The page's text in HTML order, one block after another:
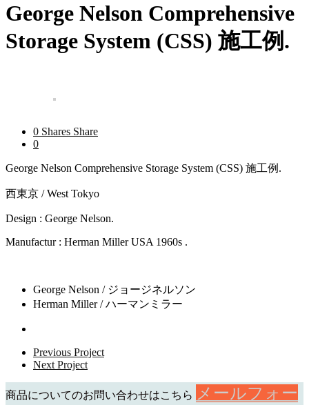
George Nelson Comprehensive
Storage System (CSS) 施工例.
0 Shares Share
0
George Nelson Comprehensive Storage System (CSS) 施工例.
西東京 / West Tokyo
Design : George Nelson.
Manufactur : Herman Miller USA 1960s .
George Nelson / ジョージネルソン
Herman Miller / ハーマンミラー
Previous Project
Next Project
商品についてのお問い合わせはこちら
メールフォー